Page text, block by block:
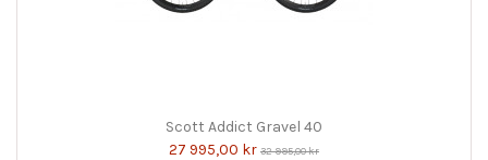
Scott Addict Gravel 40
27 995,00 kr 32 995,00 kr